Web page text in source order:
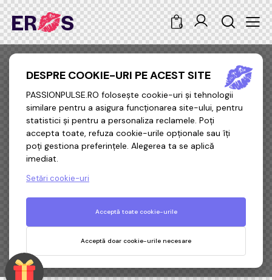
0
DESPRE COOKIE-URI PE ACEST SITE
PASSIONPULSE.RO folosește cookie-uri și tehnologii
similare pentru a asigura funcționarea site-ului, pentru
statistici și pentru a personaliza reclamele. Poți
accepta toate, refuza cookie-urile opționale sau îți
poți gestiona preferințele. Alegerea ta se aplică
imediat.
Setări cookie-uri
Acceptă toate cookie-urile
Acceptă doar cookie-urile necesare